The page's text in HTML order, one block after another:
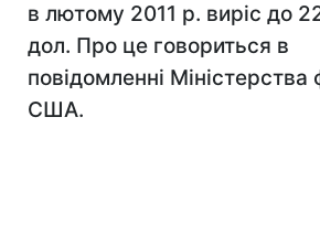
в лютому 2011 р. виріс до
дол. Про це говориться в
повідомленні Міністерства
США.